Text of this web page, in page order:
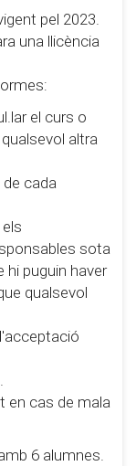
pel 2023.
una llicència
el curs o
altra
cada
sota
puguin haver
qualsevol
en cas de mala
6 alumnes.